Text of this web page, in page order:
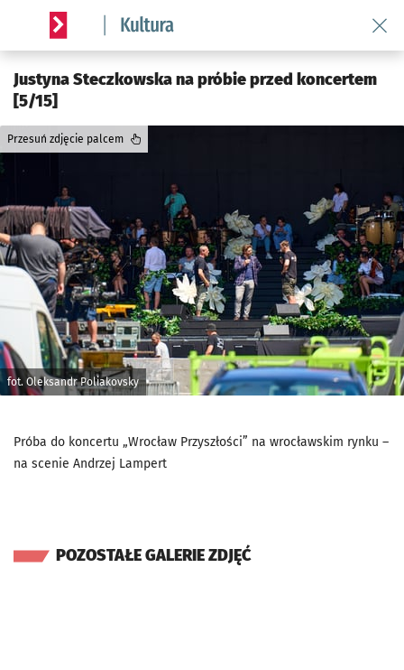
Serwis informacyjny wroclaw.pl podserwis: Kultura
Justyna Steczkowska na próbie przed koncertem
[5/15]
fot. Oleksandr Poliakovsky
Przesuń zdjęcie palcem
Próba do koncertu „Wrocław Przyszłości” na wrocławskim rynku –
na scenie Andrzej Lampert
POZOSTAŁE GALERIE ZDJĘĆ